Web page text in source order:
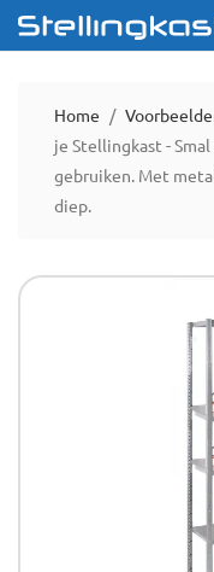
Home
je Stellingkast -
gebruiken. Met
diep.